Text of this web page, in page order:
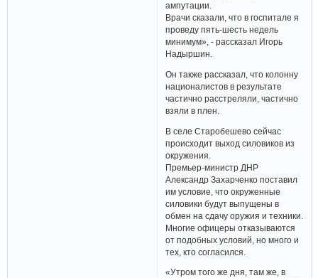
ампутации.
Врачи сказали, что в госпитале я
проведу пять-шесть недель
минимум», - рассказал Игорь
Надыршин.
Он также рассказал, что колонну
националистов в результате
частично расстреляли, частично
взяли в плен.
В селе Старобешево сейчас
происходит выход силовиков из
окружения.
Премьер-министр ДНР
Александр Захарченко поставил
им условие, что окруженные
силовики будут выпущены в
обмен на сдачу оружия и техники.
Многие офицеры отказываются
от подобных условий, но много и
тех, кто согласился.
«Утром того же дня, там же, в